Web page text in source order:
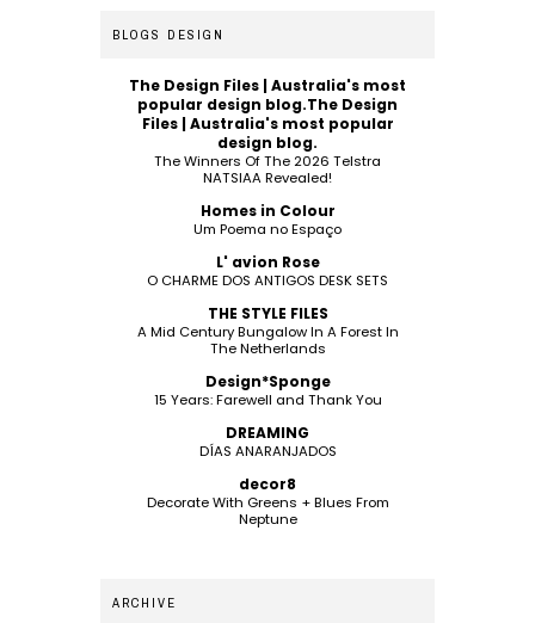
BLOGS DESIGN
The Design Files | Australia's most
popular design blog.The Design
Files | Australia's most popular
design blog.
The Winners Of The 2026 Telstra
NATSIAA Revealed!
Homes in Colour
Um Poema no Espaço
L' avion Rose
O CHARME DOS ANTIGOS DESK SETS
THE STYLE FILES
A Mid Century Bungalow In A Forest In
The Netherlands
Design*Sponge
15 Years: Farewell and Thank You
DREAMING
DÍAS ANARANJADOS
decor8
Decorate With Greens + Blues From
Neptune
ARCHIVE